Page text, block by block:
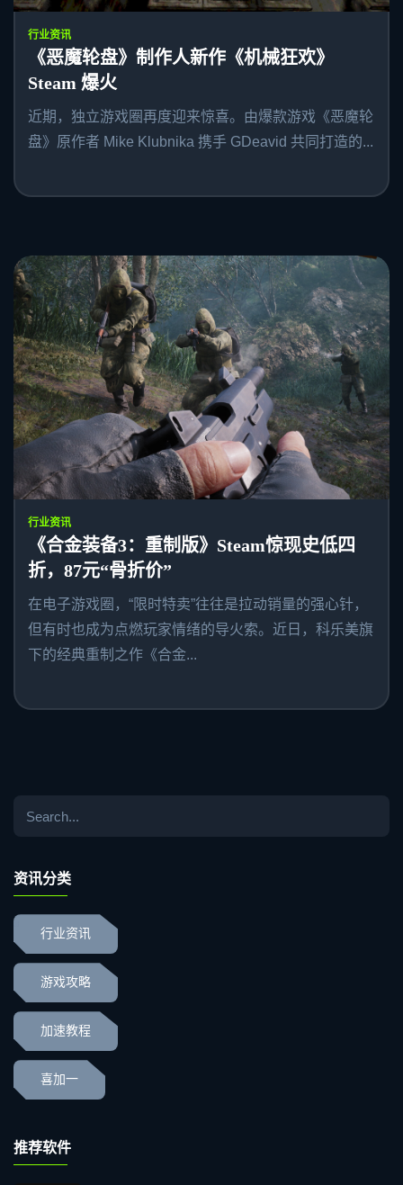
行业资讯
《恶魔轮盘》制作人新作《机械狂欢》
Steam 爆火
近期，独立游戏圈再度迎来惊喜。由爆款游戏《恶魔轮
盘》原作者 Mike Klubnika 携手 GDeavid 共同打造的...
行业资讯
《合金装备3：重制版》Steam惊现史低四
折，87元“骨折价”
在电子游戏圈，“限时特卖”往往是拉动销量的强心针，
但有时也成为点燃玩家情绪的导火索。近日，科乐美旗
下的经典重制之作《合金...
资讯分类
行业资讯
游戏攻略
加速教程
喜加一
推荐软件